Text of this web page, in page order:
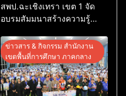
สพป.ฉะเชิงเทรา เขต 1 จัด
อบรมสัมมนาสร้างความรู้
การประเมินตำแหน่ง ขอมี
วิทยฐานะเชี่ยวชาญเกณฑ์ใหม่
(PA)
ข่าวสาร & กิจกรรม สำนักงาน
เขตพื้นที่การศึกษา ภาคกลาง